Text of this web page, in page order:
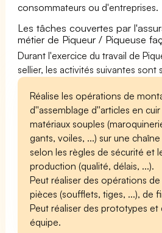
consommateurs ou d'entreprises.
Les tâches couvertes par
métier de Piqueur / Piqueuse
Durant l'exercice du travail de
sellier, les activités suivantes sont
Réalise les opérations de
d''assemblage d''articles en
matériaux souples
gants, voiles, ...) sur une
selon les règles de sécurité et
production (qualité, délais, ...).
Peut réaliser des opérations
pièces (soufflets, tiges, ...), de
Peut réaliser des prototypes
équipe.